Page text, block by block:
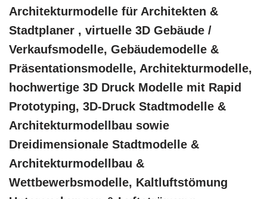
Architekturmodelle für Architekten &
Stadtplaner , virtuelle 3D Gebäude /
Verkaufsmodelle, Gebäudemodelle &
Präsentationsmodelle, Architekturmodelle,
hochwertige 3D Druck Modelle mit Rapid
Prototyping, 3D-Druck Stadtmodelle &
Architekturmodellbau sowie
Dreidimensionale Stadtmodelle &
Architekturmodellbau &
Wettbewerbsmodelle, Kaltluftstömung